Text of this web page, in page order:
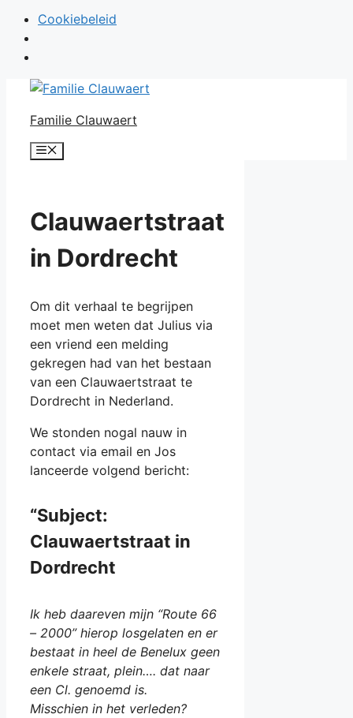
Cookiebeleid
inhoud
Familie Clauwaert
Menu
Clauwaertstraat
in Dordrecht
Om dit verhaal te begrijpen
moet men weten dat Julius via
een vriend een melding
gekregen had van het bestaan
van een Clauwaertstraat te
Dordrecht in Nederland.
We stonden nogal nauw in
contact via email en Jos
lanceerde volgend bericht:
“Subject:
Clauwaertstraat in
Dordrecht
Ik heb daareven mijn “Route 66
– 2000” hierop losgelaten en er
bestaat in heel de Benelux geen
enkele straat, plein…. dat naar
een Cl. genoemd is.
Misschien in het verleden?